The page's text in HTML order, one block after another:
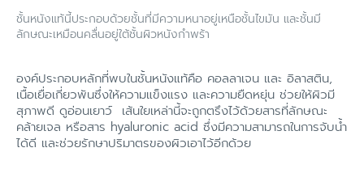
ชั้นหนังแท้นี้ประกอบด้วยชั้นที่มีความหนาอยู่เหนือชั้นไขมัน และชั้นมี
ลักษณะเหมือนคลื่นอยู่ใต้ชั้นผิวหนังกำพร้า
องค์ประกอบหลักที่พบในชั้นหนังแท้คือ คอลลาเจน และ อิลาสติน,
เนื้อเยื่อเกี่ยวพันซึ่งให้ความแข็งแรง และความยืดหยุ่น ช่วยให้ผิวมี
สุภาพดี ดูอ่อนเยาว์ เส้นใยเหล่านี้จะถูกตรึงไว้ด้วยสารที่ลักษณะ
คล้ายเจล หรือสาร hyaluronic acid ซึ่งมีความสามารถในการจับน้ำ
ได้ดี และช่วยรักษาปริมาตรของผิวเอาไว้อีกด้วย